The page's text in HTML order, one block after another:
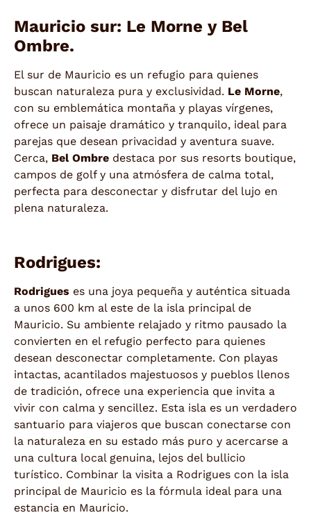
Mauricio sur: Le Morne y Bel
Ombre.
El sur de Mauricio es un refugio para quienes
buscan naturaleza pura y exclusividad. Le Morne,
con su emblemática montaña y playas vírgenes,
ofrece un paisaje dramático y tranquilo, ideal para
parejas que desean privacidad y aventura suave.
Cerca, Bel Ombre destaca por sus resorts boutique,
campos de golf y una atmósfera de calma total,
perfecta para desconectar y disfrutar del lujo en
plena naturaleza.
Rodrigues:
Rodrigues es una joya pequeña y auténtica situada
a unos 600 km al este de la isla principal de
Mauricio. Su ambiente relajado y ritmo pausado la
convierten en el refugio perfecto para quienes
desean desconectar completamente. Con playas
intactas, acantilados majestuosos y pueblos llenos
de tradición, ofrece una experiencia que invita a
vivir con calma y sencillez. Esta isla es un verdadero
santuario para viajeros que buscan conectarse con
la naturaleza en su estado más puro y acercarse a
una cultura local genuina, lejos del bullicio
turístico. Combinar la visita a Rodrigues con la isla
principal de Mauricio es la fórmula ideal para una
estancia en Mauricio.